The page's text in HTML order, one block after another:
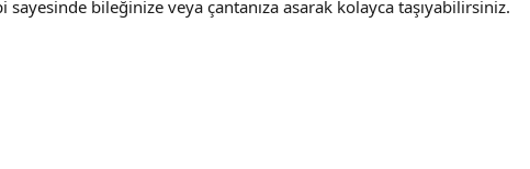
sayesinde bileğinize veya çantanıza asarak kolayca taşıyabilirsiniz.